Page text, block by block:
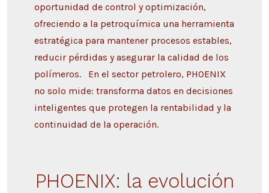
oportunidad de control y optimización,
ofreciendo a la petroquímica una herramienta
estratégica para mantener procesos estables,
reducir pérdidas y asegurar la calidad de los
polímeros. En el sector petrolero, PHOENIX
no solo mide: transforma datos en decisiones
inteligentes que protegen la rentabilidad y la
continuidad de la operación.
PHOENIX: la evolución